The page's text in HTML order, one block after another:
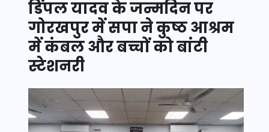
डिंपल यादव के जन्मदिन पर
गोरखपुर में सपा ने कुष्ठ आश्रम
में कंबल और बच्चों को बांटी
स्टेशनरी